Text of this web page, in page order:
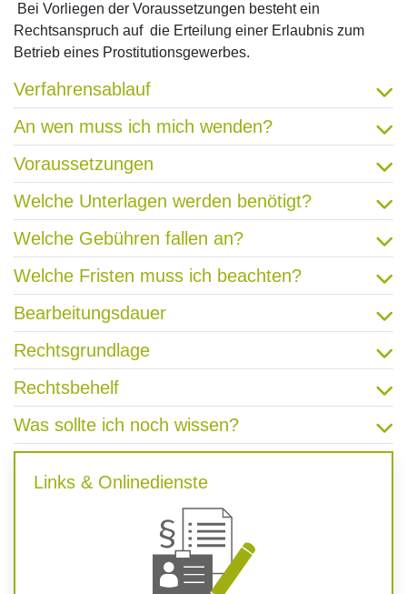
Bei Vorliegen der Voraussetzungen besteht ein
Rechtsanspruch auf die Erteilung einer Erlaubnis zum
Betrieb eines Prostitutionsgewerbes.
Verfahrensablauf
An wen muss ich mich wenden?
Voraussetzungen
Welche Unterlagen werden benötigt?
Welche Gebühren fallen an?
Welche Fristen muss ich beachten?
Bearbeitungsdauer
Rechtsgrundlage
Rechtsbehelf
Was sollte ich noch wissen?
Links & Onlinedienste